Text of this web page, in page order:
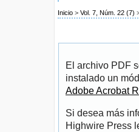
Inicio > Vol. 7, Núm. 22 (7)
El archivo PDF
instalado un
Adobe Acrobat
Si desea más
Highwire Press